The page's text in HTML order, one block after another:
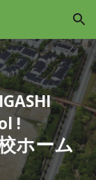
Skip to navigation
!
ホーム